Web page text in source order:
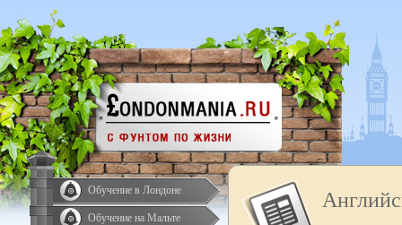
Обучение в Лондоне
Обучение на Мальте